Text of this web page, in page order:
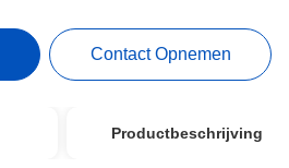
Contact Opnemen
Productbeschrijving